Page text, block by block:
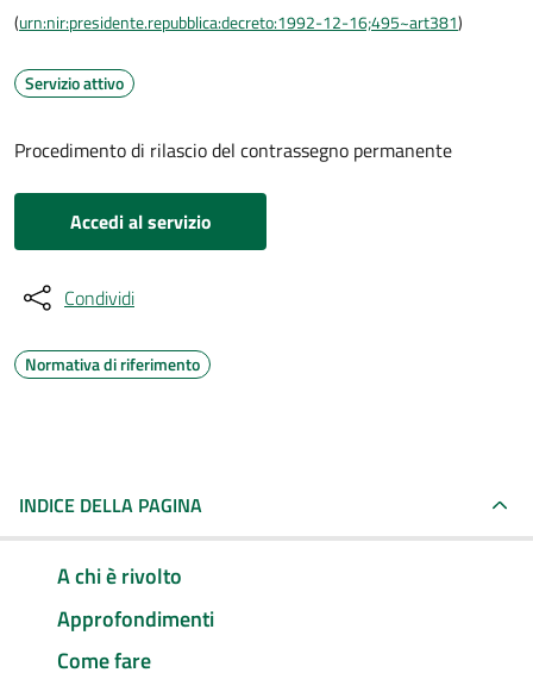
(urn:nir:presidente.repubblica:decreto:1992-12-16;495~art381)
Servizio attivo
Procedimento di rilascio del contrassegno permanente
Accedi al servizio
Condividi
Normativa di riferimento
INDICE DELLA PAGINA
A chi è rivolto
Approfondimenti
Come fare